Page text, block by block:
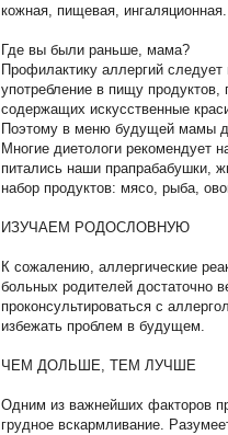
кожная, пищевая, ингаляционная.
Где вы были раньше, мама?
Профилактику аллергий
употребление в пищу
содержащих искусственные
Поэтому в меню будущей мамы
Многие диетологи рекомендует
питались наши прапрабабушки,
набор продуктов: мясо, рыба,
ИЗУЧАЕМ РОДОСЛОВНУЮ
К сожалению, аллергические
больных родителей достаточно
проконсультироваться с
избежать проблем в будущем.
ЧЕМ ДОЛЬШЕ, ТЕМ ЛУЧШЕ
Одним из важнейших факторов
грудное вскармливание.